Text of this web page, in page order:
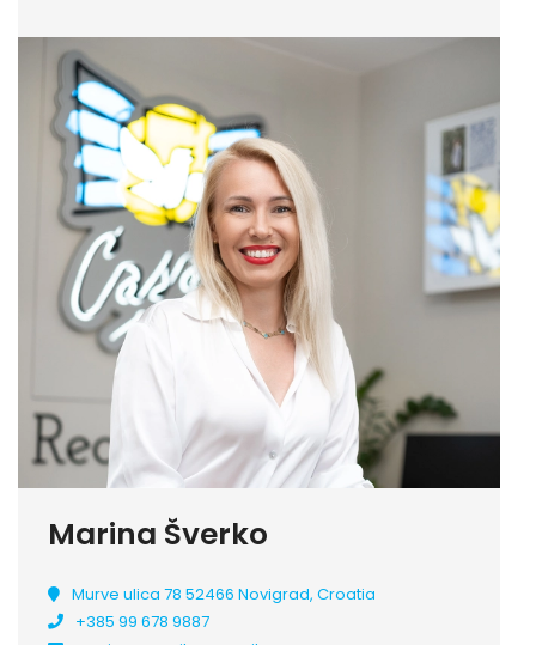
Marina Šverko
Murve ulica 78 52466 Novigrad, Croatia
+385 99 678 9887